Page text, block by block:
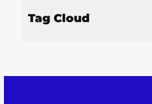
Tag Cloud